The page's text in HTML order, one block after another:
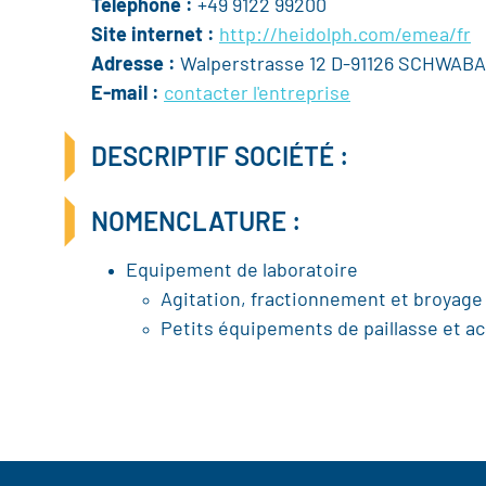
Téléphone : +49 9122 99200
Site internet : http://heidolph.com/emea/fr
Adresse : Walperstrasse 12 D-91126
E-mail : contacter l'entreprise
DESCRIPTIF SOCIÉTÉ :
NOMENCLATURE :
Equipement de laboratoire
Agitation, fractionnement et broyage
Petits équipements de paillasse et